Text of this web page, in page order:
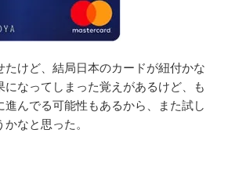
たけど、結局日本のカードが紐付かな
になってしまった覚えがあるけど、も
進んでる可能性もあるから、また試し
なと思った。